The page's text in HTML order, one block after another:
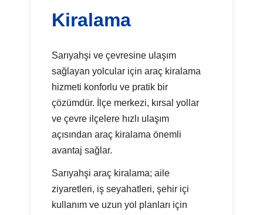
Kiralama
Sarıyahşi ve çevresine ulaşım
sağlayan yolcular için araç kiralama
hizmeti konforlu ve pratik bir
çözümdür. İlçe merkezi, kırsal yollar
ve çevre ilçelere hızlı ulaşım
açısından araç kiralama önemli
avantaj sağlar.
Sarıyahşi araç kiralama; aile
ziyaretleri, iş seyahatleri, şehir içi
kullanım ve uzun yol planları için